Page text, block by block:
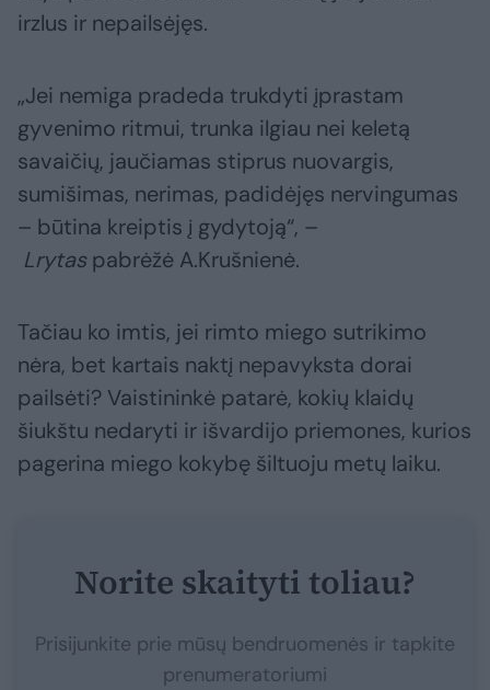
irzlus ir nepailsėjęs.
„Jei nemiga pradeda trukdyti įprastam
gyvenimo ritmui, trunka ilgiau nei keletą
savaičių, jaučiamas stiprus nuovargis,
sumišimas, nerimas, padidėjęs nervingumas
– būtina kreiptis į gydytoją“, –
Lrytaspabrėžė A.Krušnienė.
Tačiau ko imtis, jei rimto miego sutrikimo
nėra, bet kartais naktį nepavyksta dorai
pailsėti? Vaistininkė patarė, kokių klaidų
šiukštu nedaryti ir išvardijo priemones, kurios
pagerina miego kokybę šiltuoju metų laiku.
Norite skaityti toliau?
Prisijunkite prie mūsų bendruomenės ir tapkite
prenumeratoriumi